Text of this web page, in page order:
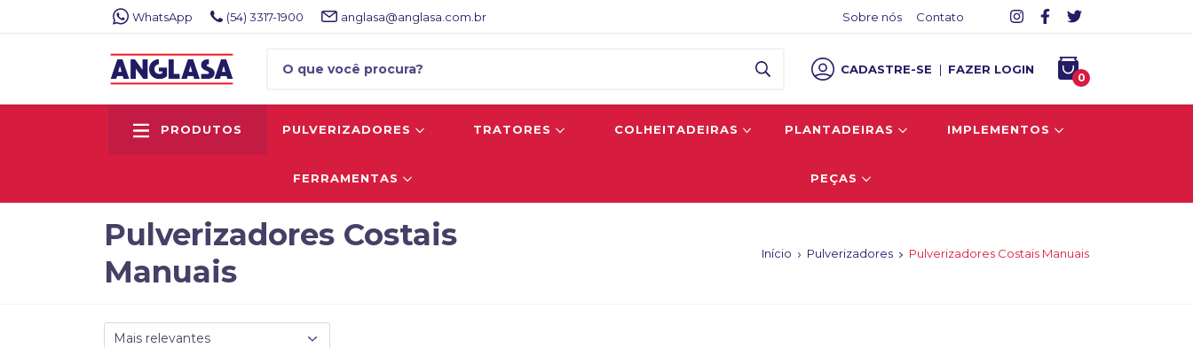
WhatsApp (54) 3317-1900 anglasa@anglasa.com.br Sobre nós Contato
CADASTRE-SE | FAZER LOGIN
0
PRODUTOS PULVERIZADORES TRATORES COLHEITADEIRAS PLANTADEIRAS IMPLEMENTOS
FERRAMENTAS PEÇAS
Pulverizadores Costais
Manuais
Início Pulverizadores Pulverizadores Costais Manuais